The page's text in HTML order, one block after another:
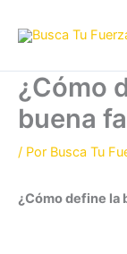
¿Cómo
buena
/ Por Busca Tu
¿Cómo define la